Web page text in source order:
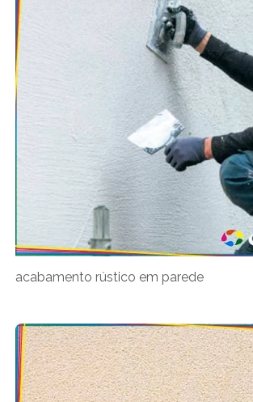
acabamento rústico em parede